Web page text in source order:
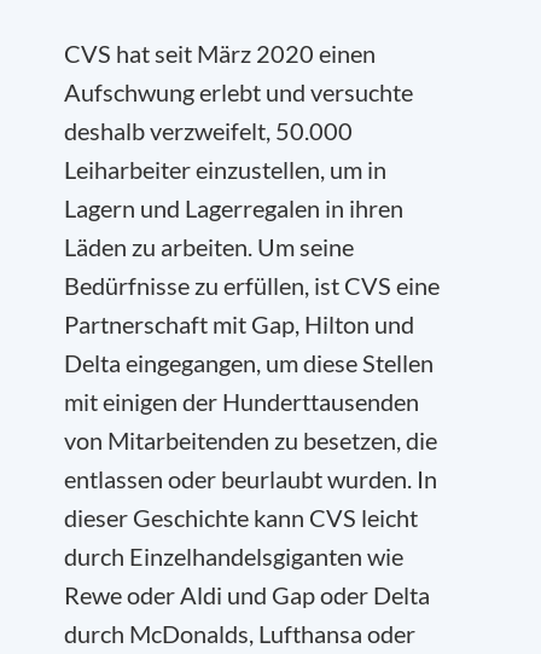
CVS hat seit März 2020 einen
Aufschwung erlebt und versuchte
deshalb verzweifelt, 50.000
Leiharbeiter einzustellen, um in
Lagern und Lagerregalen in ihren
Läden zu arbeiten. Um seine
Bedürfnisse zu erfüllen, ist CVS eine
Partnerschaft mit Gap, Hilton und
Delta eingegangen, um diese Stellen
mit einigen der Hunderttausenden
von Mitarbeitenden zu besetzen, die
entlassen oder beurlaubt wurden. In
dieser Geschichte kann CVS leicht
durch Einzelhandelsgiganten wie
Rewe oder Aldi und Gap oder Delta
durch McDonalds, Lufthansa oder